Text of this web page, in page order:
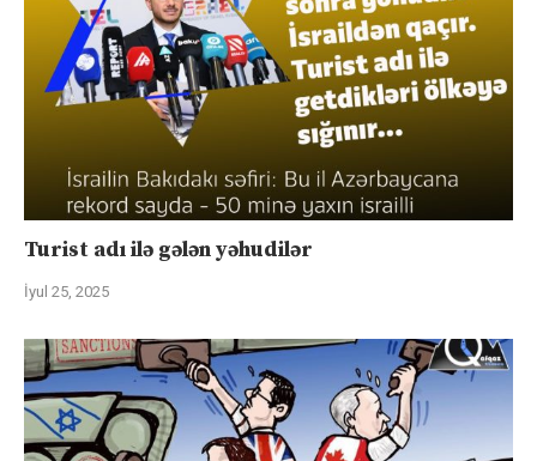
Turist adı ilə gələn yəhudilər
İyul 25, 2025